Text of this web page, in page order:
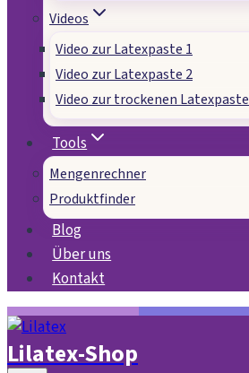
Videos
Video zur Latexpaste 1
Video zur Latexpaste 2
Video zur trockenen Latexpaste
Tools
Mengenrechner
Produktfinder
Blog
Über uns
Kontakt
Lilatex-Shop